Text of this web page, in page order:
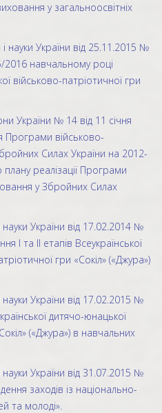
y загальноосвітніх
науки України від 25.11.2015 №
навчальному році
військово-патріотичної гри
України № 14 від 11 січня
Програми військово-
Силах України на 2012-
реалізації Програми
у Збройних Силах
науки України від 17.02.2014 №
I та II етапів Всеукраїнської
гри «Сокіл» («Джура»)
науки України від 17.02.2015 №
дитячо-юнацької
(«Джура») в навчальних
науки України від 31.07.2015 №
заходів із національно-
та молоді».